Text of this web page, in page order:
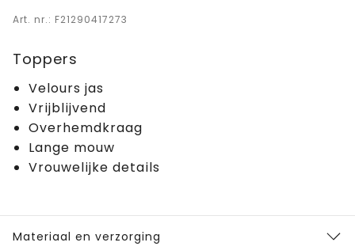
Art. nr.: F21290417273
Toppers
Velours jas
Vrijblijvend
Overhemdkraag
Lange mouw
Vrouwelijke details
Materiaal en verzorging